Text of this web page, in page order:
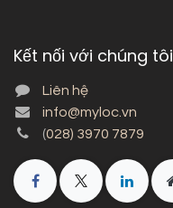
Kết nối với chúng tôi
Liên hệ
info@myloc.vn
(028) 3970 7879